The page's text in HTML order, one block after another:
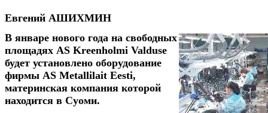
Евгений АШИХМИН
В январе нового года на свободных
площадях AS Kreenholmi Valduse
будет установлено оборудование
фирмы AS Metallilait Eesti,
материнская компания которой
находится в Суоми.